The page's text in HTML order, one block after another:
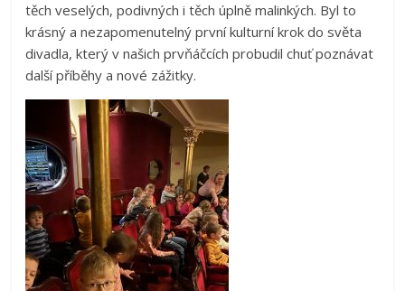
těch veselých, podivných i těch úplně malinkých. Byl to
krásný a nezapomenutelný první kulturní krok do světa
divadla, který v našich prvňáčcích probudil chuť poznávat
další příběhy a nové zážitky.